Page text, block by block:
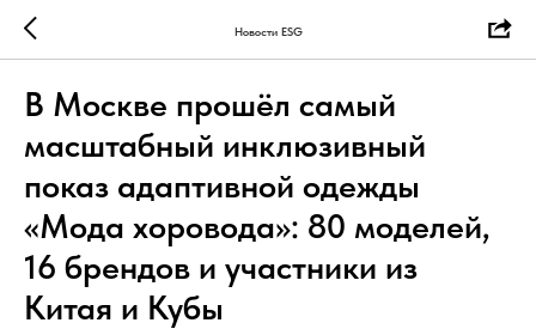
Новости ESG
В Москве прошёл самый
масштабный инклюзивный
показ адаптивной одежды
«Мода хоровода»: 80 моделей,
16 брендов и участники из
Китая и Кубы